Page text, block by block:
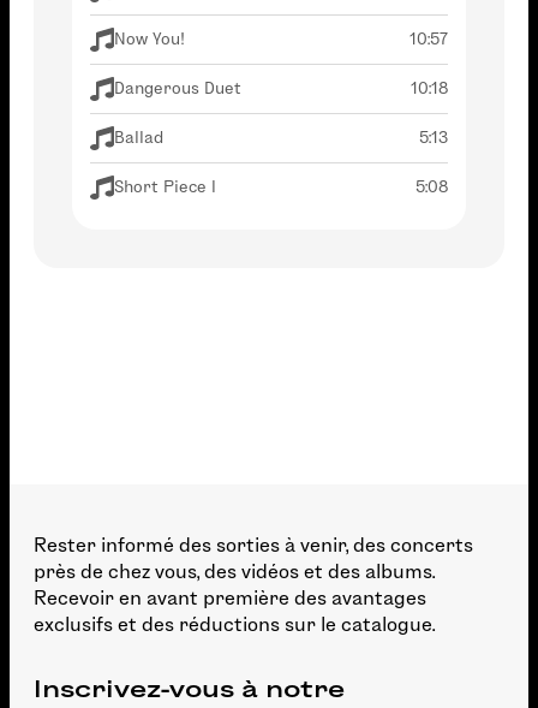
Now You! 10:57
Dangerous Duet 10:18
Ballad 5:13
Short Piece I 5:08
Rester informé des sorties à venir, des concerts
près de chez vous, des vidéos et des albums.
Recevoir en avant première des avantages
exclusifs et des réductions sur le catalogue.
Inscrivez-vous à notre